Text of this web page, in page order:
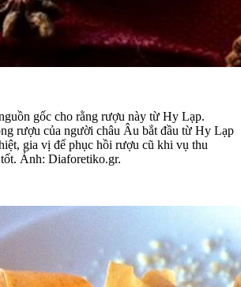
gốc cho rằng rượu này từ Hy Lạp.
rượu của người châu Âu bắt đầu từ Hy Lạp
gia vị để phục hồi rượu cũ khi vụ thu
Ảnh: Diaforetiko.gr.